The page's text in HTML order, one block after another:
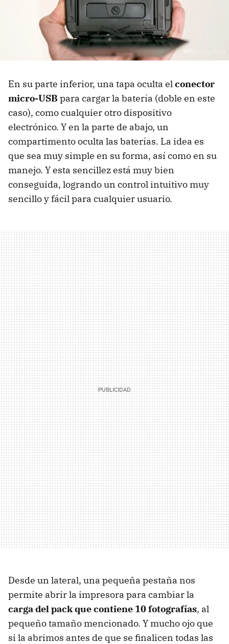
En su parte inferior, una tapa oculta elconector
micro-USB para cargar la batería (doble en este
caso), como cualquier otro dispositivo
electrónico. Y en la parte de abajo, un
compartimento oculta las baterías. La idea es
que sea muy simple en su forma, así como en su
manejo. Y esta sencillez está muy bien
conseguida, logrando un control intuitivo muy
sencillo y fácil para cualquier usuario.
Desde un lateral, una pequeña pestaña nos
permite abrir la impresora para cambiar la
carga del pack que contiene 10 fotografías, al
pequeño tamaño mencionado. Y mucho ojo que
si la abrimos antes de que se finalicen todas las